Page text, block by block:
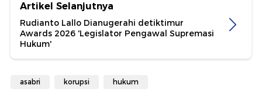
Artikel Selanjutnya
Rudianto Lallo Dianugerahi detiktimur
Awards 2026 'Legislator Pengawal Supremasi
Hukum'
asabri korupsi hukum